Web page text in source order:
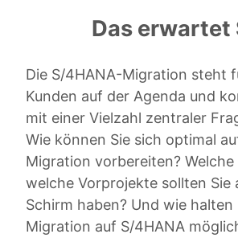
Das erwartet
Die S/4HANA-Migration steht
Kunden auf der Agenda und
mit einer Vielzahl zentraler
Wie können Sie sich optimal
Migration vorbereiten?
welche Vorprojekte sollten Sie
Schirm haben? Und wie halten
Migration auf S/4HANA